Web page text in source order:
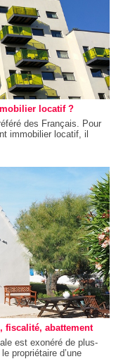
locatif ?
des Français. Pour
immobilier locatif, il
fiscalité, abattement
est exonéré de plus-
propriétaire d’une